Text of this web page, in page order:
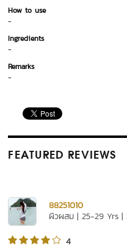
How to use
-
Ingredients
-
Remarks
-
FEATURED REVIEWS
88251010
ผิวผสม | 25-29 Yrs |
4